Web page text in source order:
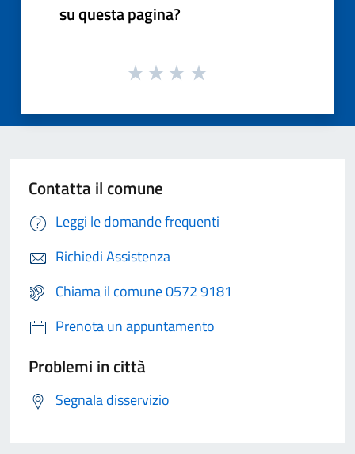
su questa pagina?
Contatta il comune
Leggi le domande frequenti
Richiedi Assistenza
Chiama il comune 0572 9181
Prenota un appuntamento
Problemi in città
Segnala disservizio